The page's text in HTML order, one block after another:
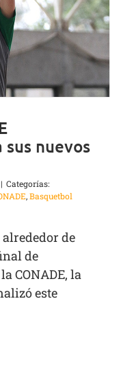
nuevos
| Categorías:
,Basquetbol
alrededor de
de
CONADE, la
este